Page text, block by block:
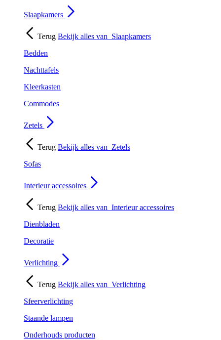
Slaapkamers
Terug Bekijk alles van Slaapkamers
Bedden
Nachttafels
Kleerkasten
Commodes
Zetels
Terug Bekijk alles van Zetels
Sofas
Interieur accessoires
Terug Bekijk alles van Interieur accessoires
Dienbladen
Decoratie
Verlichting
Terug Bekijk alles van Verlichting
Sfeerverlichting
Staande lampen
Onderhouds producten